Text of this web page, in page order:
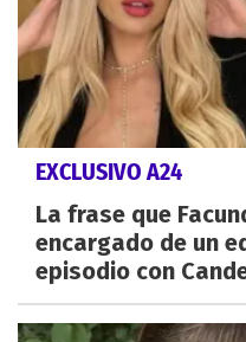
EXCLUSIVO A24
La frase que
encargado de un
episodio con